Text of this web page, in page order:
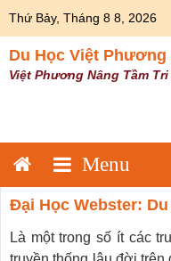
Thứ Bảy, Tháng 8 8, 2026
Du Học Việt Phương
Việt Phương Nâng Tầm
Đại Học Webster:
Là một trong số ít các